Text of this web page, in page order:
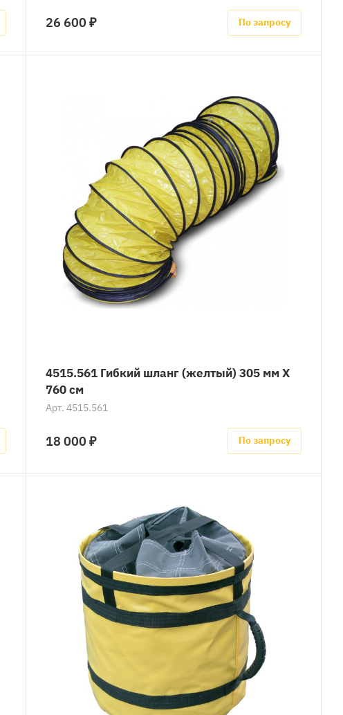
26 600 ₽ По запросу
4515.561 Гибкий шланг (желтый) 305 мм X
760 см
Арт.4515.561
18 000 ₽ По запросу